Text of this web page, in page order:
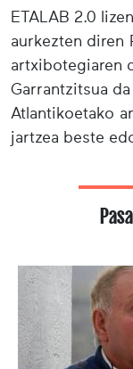
ETALAB 2.0
aurkezten diren
artxibotegiaren
Garrantzitsua
Atlantikoetako
jartzea beste